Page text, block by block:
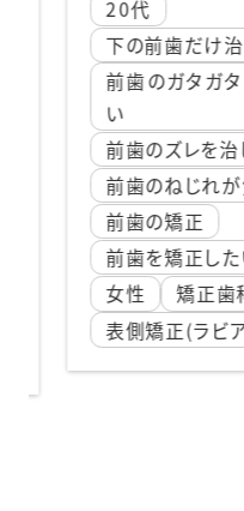
うリスク
30代
すき
出っ
前歯
前歯
前歯
女性